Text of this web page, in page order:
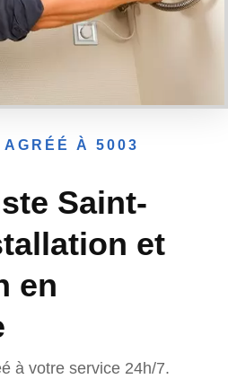
À 5003
Saint-
et
en
à votre service 24h/7.